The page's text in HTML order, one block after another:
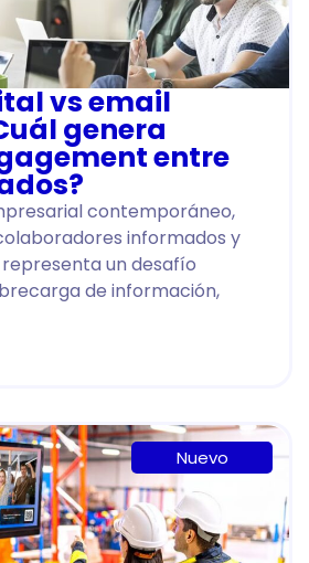
vs email
genera
entre
contemporáneo,
informados y
un desafío
de información,
Nuevo